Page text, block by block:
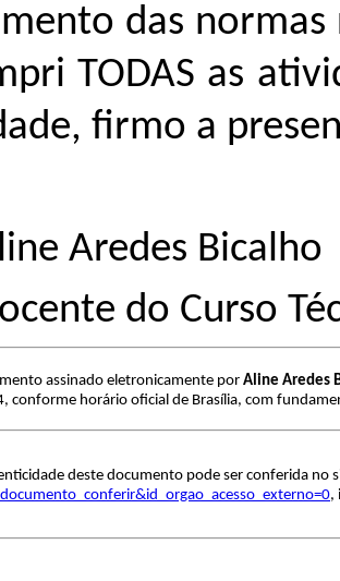
das
TODAS as
firmo a
Aredes Bicalho
do Curso
assinado eletronicamente por Aline Aredes
conforme horário oficial de Brasília, com
deste documento pode ser conferida no
,